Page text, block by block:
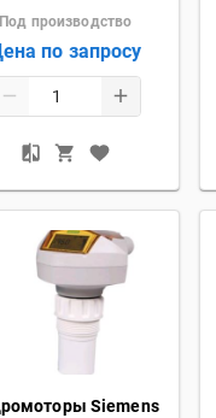
Под производство
по запросу
Siemens